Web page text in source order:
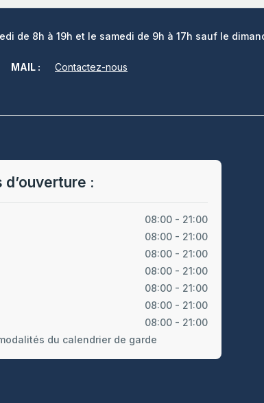
de 8h à 19h et le samedi de 9h à 17h sauf le
MAIL : Contactez-nous
d’ouverture :
08:00 - 21:00
08:00 - 21:00
08:00 - 21:00
08:00 - 21:00
08:00 - 21:00
08:00 - 21:00
08:00 - 21:00
du calendrier de garde